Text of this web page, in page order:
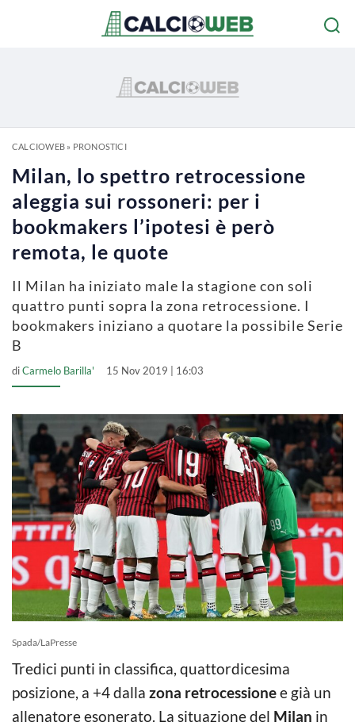
CALCIOWEB» PRONOSTICI
Milan, lo spettro retrocessione
aleggia sui rossoneri: per i
bookmakers l’ipotesi è però
remota, le quote
Il Milan ha iniziato male la stagione con soli
quattro punti sopra la zona retrocessione. I
bookmakers iniziano a quotare la possibile Serie
B
diCarmelo Barilla' 15 Nov 2019 | 16:03
Spada/LaPresse
Tredici punti in classifica, quattordicesima
posizione, a +4 dalla zona retrocessionee già un
allenatore esonerato. La situazione del Milan in